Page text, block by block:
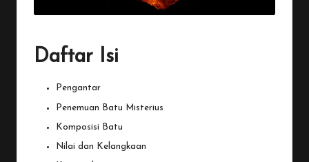
Daftar Isi
Pengantar
Penemuan Batu Misterius
Komposisi Batu
Nilai dan Kelangkaan